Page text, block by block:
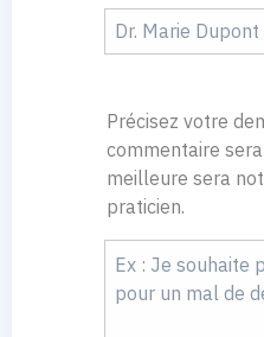
Précisez votre
commentaire
meilleure sera
praticien.